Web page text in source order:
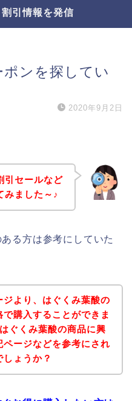
引情報を発信
ンを探してい
2020年9月2日
引セールなど
みました～♪
る方は参考にしていた
ジより、はぐくみ葉酸の
購入することができま
ぐくみ葉酸の商品に興
ページなどを参考にされ
ょうか？